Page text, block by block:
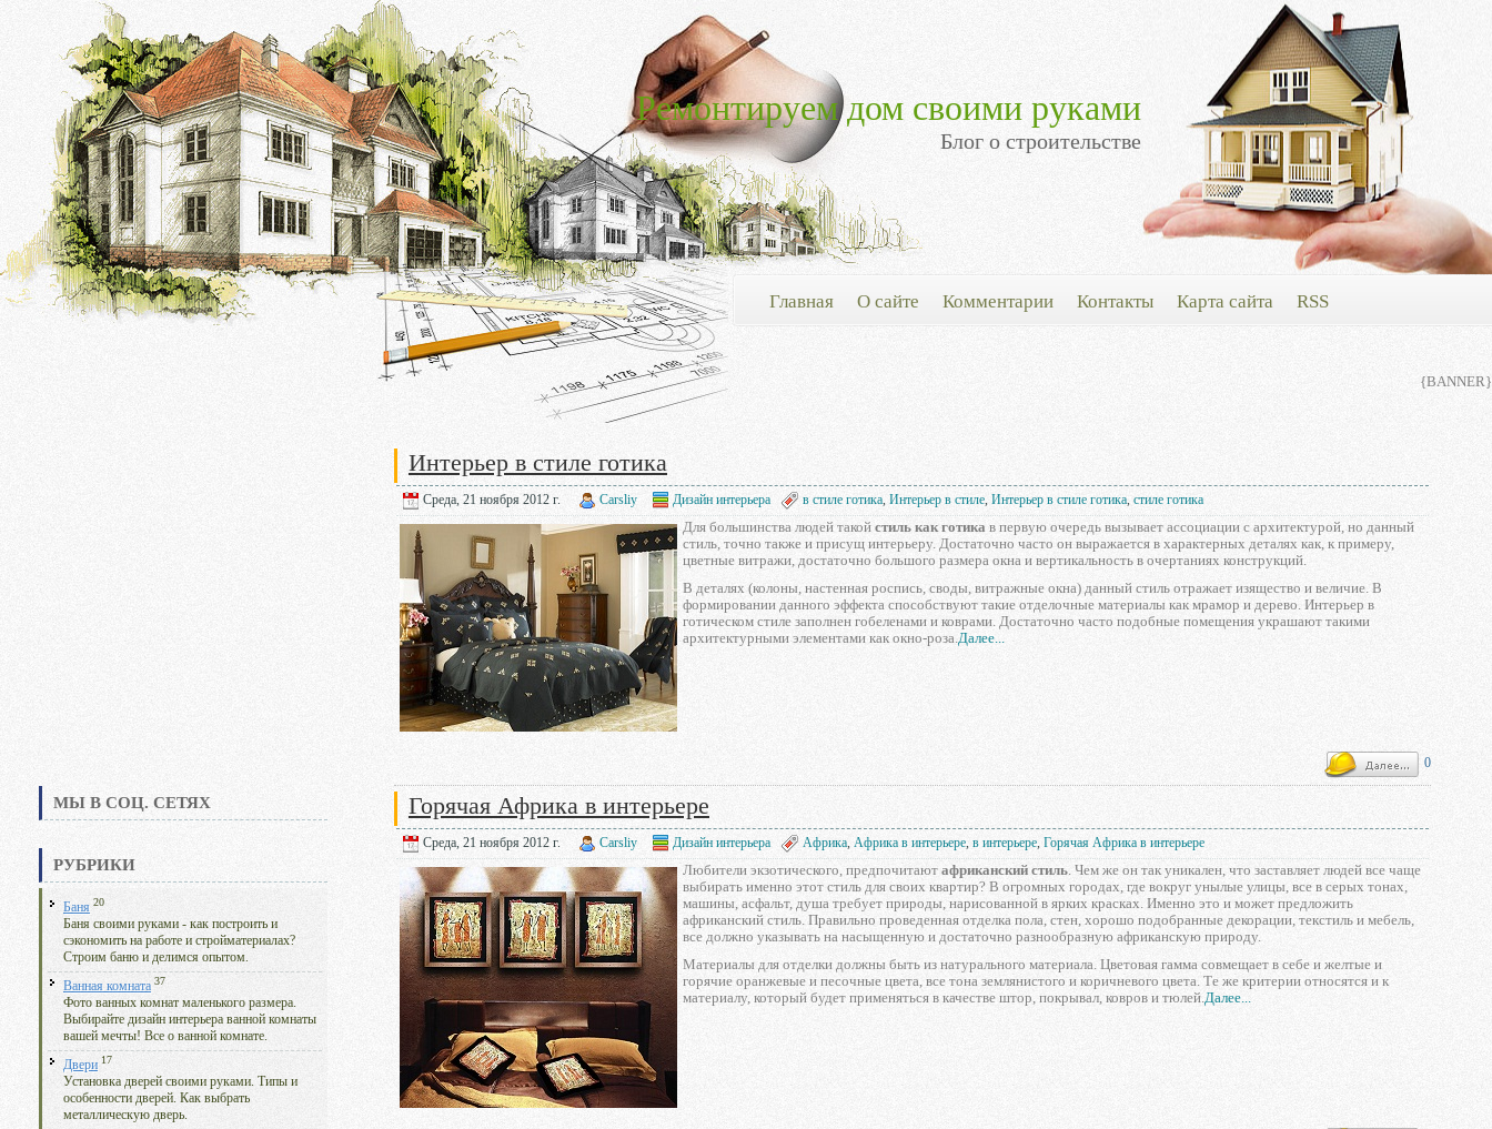
Ремонтируем дом своими руками
Блог о строительстве
Главная О сайте Комментарии Контакты Карта сайта RSS
{BANNER}
МЫ В СОЦ. СЕТЯХ
РУБРИКИ
Баня 20
Баня своими руками - как построить и
сэкономить на работе и стройматериалах?
Строим баню и делимся опытом.
Ванная комната 37
Фото ванных комнат маленького размера.
Выбирайте дизайн интерьера ванной комнаты
вашей мечты! Все о ванной комнате.
Двери 17
Установка дверей своими руками. Типы и
особенности дверей. Как выбрать
металлическую дверь.
Интерьер в стиле готика
Среда, 21 ноября 2012 г. Carsliy Дизайн интерьера в стиле готика, Интерьер в стиле, Интерьер в стиле готика, стиле готика
Для большинства людей такой стиль как готика в первую очередь вызывает ассоциации с архитектурой, но данный
стиль, точно также и присущ интерьеру. Достаточно часто он выражается в характерных деталях как, к примеру,
цветные витражи, достаточно большого размера окна и вертикальность в очертаниях конструкций.
В деталях (колоны, настенная роспись, своды, витражные окна) данный стиль отражает изящество и величие. В
формировании данного эффекта способствуют такие отделочные материалы как мрамор и дерево. Интерьер в
готическом стиле заполнен гобеленами и коврами. Достаточно часто подобные помещения украшают такими
архитектурными элементами как окно-роза.Далее...
0
Горячая Африка в интерьере
Среда, 21 ноября 2012 г. Carsliy Дизайн интерьера Африка, Африка в интерьере, в интерьере, Горячая Африка в интерьере
Любители экзотического, предпочитают африканский стиль. Чем же он так уникален, что заставляет людей все чаще
выбирать именно этот стиль для своих квартир? В огромных городах, где вокруг унылые улицы, все в серых тонах,
машины, асфальт, душа требует природы, нарисованной в ярких красках. Именно это и может предложить
африканский стиль. Правильно проведенная отделка пола, стен, хорошо подобранные декорации, текстиль и мебель,
все должно указывать на насыщенную и достаточно разнообразную африканскую природу.
Материалы для отделки должны быть из натурального материала. Цветовая гамма совмещает в себе и желтые и
горячие оранжевые и песочные цвета, все тона землянистого и коричневого цвета. Те же критерии относятся и к
материалу, который будет применяться в качестве штор, покрывал, ковров и тюлей.Далее...